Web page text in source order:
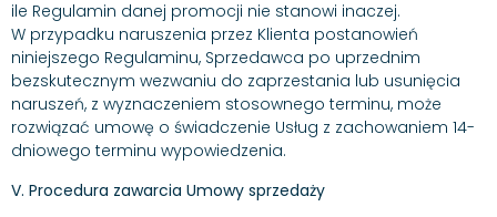
ile Regulamin danej promocji nie stanowi inaczej.
W przypadku naruszenia przez Klienta postanowień
niniejszego Regulaminu, Sprzedawca po uprzednim
bezskutecznym wezwaniu do zaprzestania lub usunięcia
naruszeń, z wyznaczeniem stosownego terminu, może
rozwiązać umowę o świadczenie Usług z zachowaniem 14-
dniowego terminu wypowiedzenia.
V. Procedura zawarcia Umowy sprzedaży